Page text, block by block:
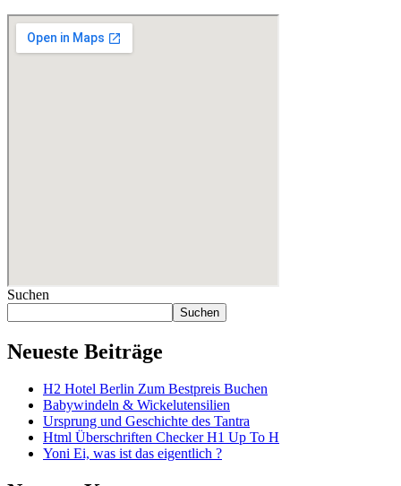
Suchen
Suchen
Neueste Beiträge
H2 Hotel Berlin Zum Bestpreis Buchen
Babywindeln & Wickelutensilien
Ursprung und Geschichte des Tantra
Html Überschriften Checker H1 Up To H
Yoni Ei, was ist das eigentlich ?